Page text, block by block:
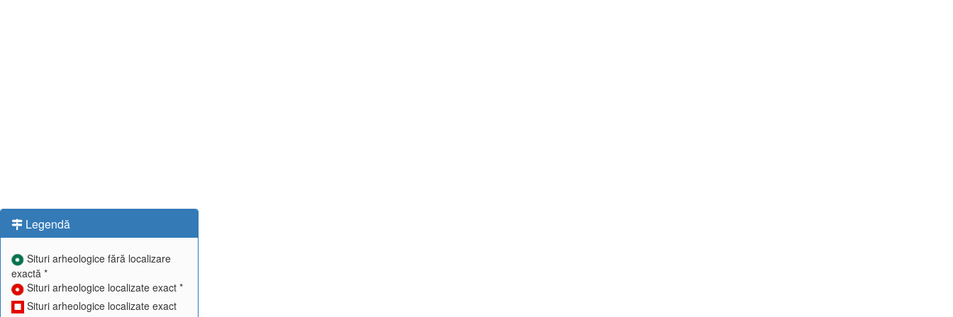
Legendă
Situri arheologice fără localizare
exactă *
Situri arheologice localizate exact *
Situri arheologice localizate exact